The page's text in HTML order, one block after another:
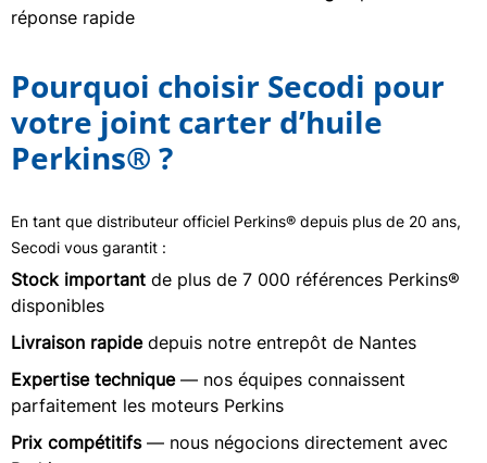
réponse rapide
Pourquoi choisir Secodi pour
votre joint carter d’huile
Perkins® ?
En tant que distributeur officiel Perkins® depuis plus de 20 ans,
Secodi vous garantit :
Stock important de plus de 7 000 références Perkins®
disponibles
Livraison rapidedepuis notre entrepôt de Nantes
Expertise technique— nos équipes connaissent
parfaitement les moteurs Perkins
Prix compétitifs— nous négocions directement avec